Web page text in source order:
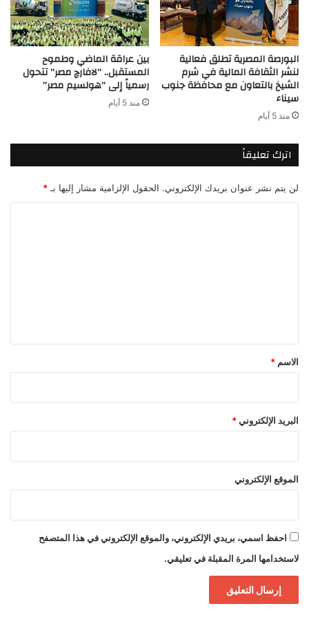
البورصة المصرية تطلق فعالية
لنشر الثقافة المالية في شرم
الشيخ بالتعاون مع محافظة جنوب
سيناء
منذ 5 أيام
بين عراقة الماضي وطموح
المستقبل.. “لافارچ مصر” تتحول
رسمياً إلى “هولسيم مصر”
منذ 5 أيام
اترك تعليقاً
لن يتم نشر عنوان بريدك الإلكتروني. الحقول الإلزامية مشار إليها بـ *
*
الاسم *
البريد الإلكتروني *
الموقع الإلكتروني
احفظ اسمي، بريدي الإلكتروني، والموقع الإلكتروني في هذا المتصفح
لاستخدامها المرة المقبلة في تعليقي.